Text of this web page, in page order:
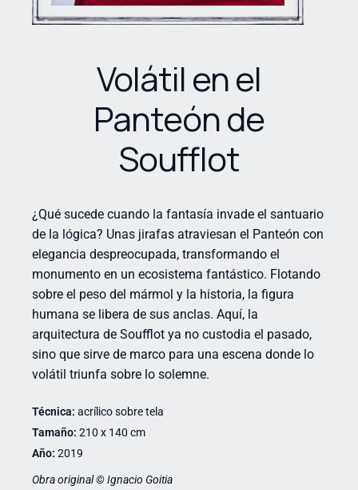
Volátil en el
Panteón de
Soufflot
¿Qué sucede cuando la fantasía invade el santuario
de la lógica? Unas jirafas atraviesan el Panteón con
elegancia despreocupada, transformando el
monumento en un ecosistema fantástico. Flotando
sobre el peso del mármol y la historia, la figura
humana se libera de sus anclas. Aquí, la
arquitectura de Soufflot ya no custodia el pasado,
sino que sirve de marco para una escena donde lo
volátil triunfa sobre lo solemne.
Técnica: acrílico sobre tela
Tamaño: 210 x 140 cm
Año: 2019
Obra original © Ignacio Goitia